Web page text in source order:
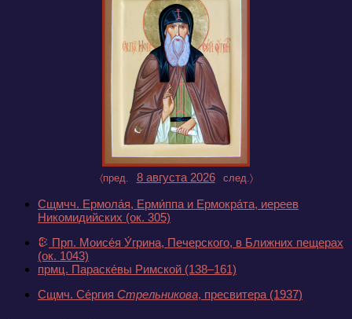
〈пред. 8 августа 2026 след.〉
Сщмчч. Ермола́я, Ерми́ппа и Ермокра́та, иереев
Никомидийских (ок. 305)
Прп. Моисе́я У́грина, Печерского, в Ближних пещерах
(ок. 1043)
прмц. Параске́вы Римской (138–161)
Сщмч. Се́ргия Стрельникова, пресвитера (1937)